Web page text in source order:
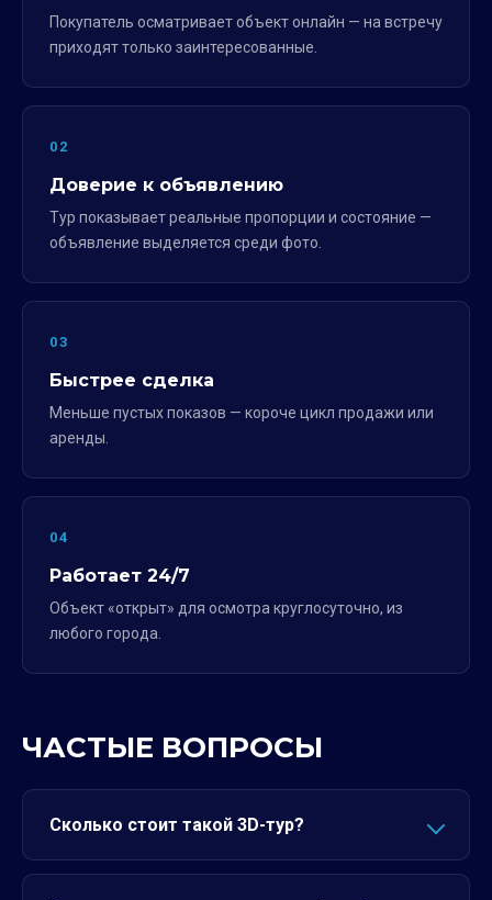
Покупатель осматривает объект онлайн — на встречу
приходят только заинтересованные.
02
Доверие к объявлению
Тур показывает реальные пропорции и состояние —
объявление выделяется среди фото.
03
Быстрее сделка
Меньше пустых показов — короче цикл продажи или
аренды.
04
Работает 24/7
Объект «открыт» для осмотра круглосуточно, из
любого города.
ЧАСТЫЕ ВОПРОСЫ
Сколько стоит такой 3D-тур?